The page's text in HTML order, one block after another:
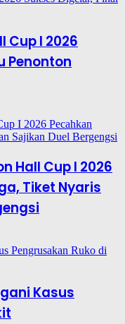
Cup I 2026
Penonton
Hall Cup I 2026
Tiket Nyaris
Kasus